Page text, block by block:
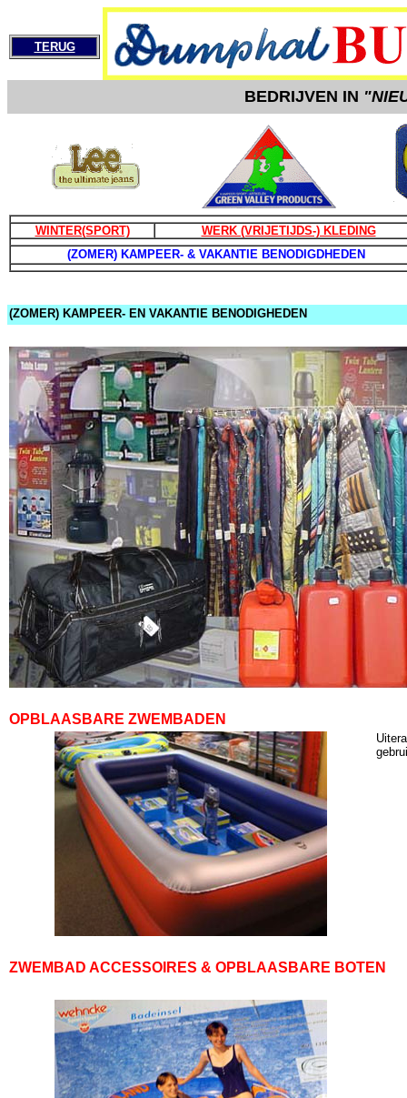
TERUG
BEDRIJVEN IN
WINTER(SPORT)
WERK (VRIJETIJDS-) KLEDING
(ZOMER) KAMPEER- & VAKANTIE BENODIGDHEDEN
(ZOMER) KAMPEER- EN VAKANTIE BENODIGHEDEN
OPBLAASBARE ZWEMBADEN
ZWEMBAD ACCESSOIRES & OPBLAASBARE BOTEN